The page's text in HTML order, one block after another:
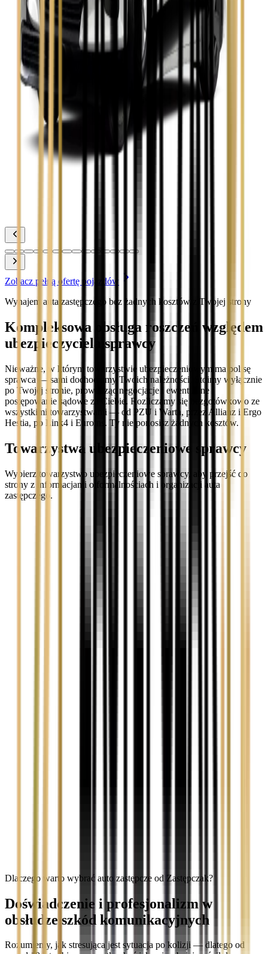
Toyota Avensis
Zobacz
Toyota Camry
Zobacz
Toyota Corolla
Toyota Prius
Zobacz pełną ofertę pojazdów
Wynajem auta zastępczego bez żadnych kosztów z Twojej strony
Kompleksowa obsługa roszczeń względem
ubezpieczyciela sprawcy
Nieważne, w którym towarzystwie ubezpieczeniowym ma polisę
sprawca — sami dochodzimy Twoich należności. Stoimy wyłącznie
po Twojej stronie, prowadząc negocjacje i ewentualne
postępowanie sądowe za Ciebie. Rozliczamy się bezgotówkowo ze
wszystkimi towarzystwami — od PZU i Warta, przez Allianz i Ergo
Hestia, po Link4 i Euroins. Ty nie ponosisz żadnych kosztów.
Towarzystwa ubezpieczeniowe sprawcy
Wybierz towarzystwo ubezpieczeniowe sprawcy, aby przejść do
strony z informacjami o formalnościach i organizacji auta
zastępczego.
Dlaczego warto wybrać auto zastępcze od Zastępczak?
Doświadczenie i profesjonalizm w
obsłudze szkód komunikacyjnych
Rozumiemy, jak stresująca jest sytuacja po kolizji — dlatego od